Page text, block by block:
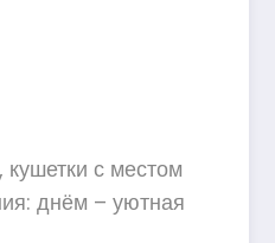
с местом
днём – уютная